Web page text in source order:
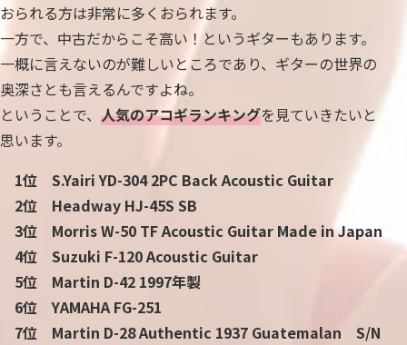
おられる方は非常に多くおられます。
一方で、中古だからこそ高い！というギターもあります。
一概に言えないのが難しいところであり、ギターの世界の
奥深さとも言えるんですよね。
ということで、 人気のアコギランキングを見ていきたいと
思います。
1位 S.Yairi YD-304 2PC Back Acoustic Guitar
2位 Headway HJ-45S SB
3位 Morris W-50 TF Acoustic Guitar Made in Japan
4位 Suzuki F-120 Acoustic Guitar
5位 Martin D-42 1997年製
6位 YAMAHA FG-251
7位 Martin D-28 Authentic 1937 Guatemalan S/N